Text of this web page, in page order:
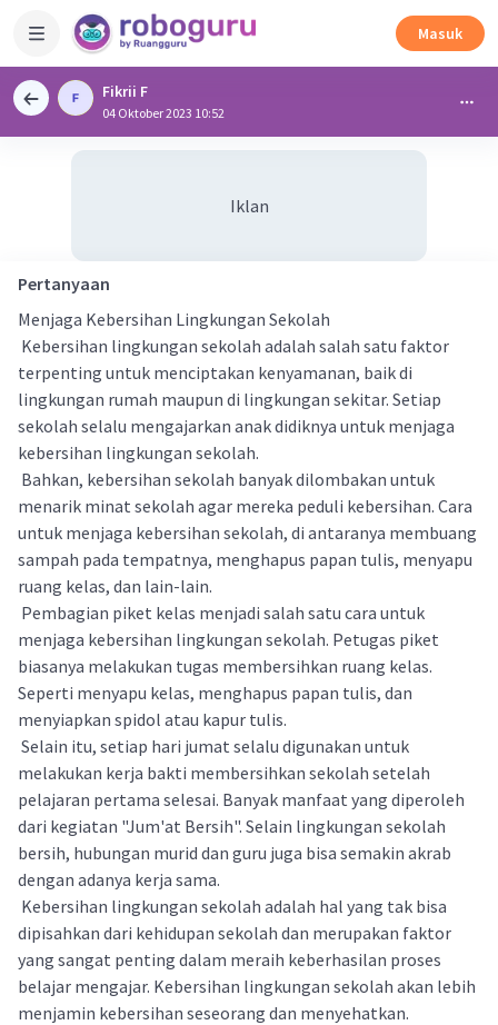
Masuk
Fikrii F
04 Oktober 2023 10:52
Iklan
Pertanyaan
Menjaga Kebersihan Lingkungan Sekolah
Kebersihan lingkungan sekolah adalah salah satu faktor
terpenting untuk menciptakan kenyamanan, baik di
lingkungan rumah maupun di lingkungan sekitar. Setiap
sekolah selalu mengajarkan anak didiknya untuk menjaga
kebersihan lingkungan sekolah.
Bahkan, kebersihan sekolah banyak dilombakan untuk
menarik minat sekolah agar mereka peduli kebersihan. Cara
untuk menjaga kebersihan sekolah, di antaranya membuang
sampah pada tempatnya, menghapus papan tulis, menyapu
ruang kelas, dan lain-lain.
Pembagian piket kelas menjadi salah satu cara untuk
menjaga kebersihan lingkungan sekolah. Petugas piket
biasanya melakukan tugas membersihkan ruang kelas.
Seperti menyapu kelas, menghapus papan tulis, dan
menyiapkan spidol atau kapur tulis.
Selain itu, setiap hari jumat selalu digunakan untuk
melakukan kerja bakti membersihkan sekolah setelah
pelajaran pertama selesai. Banyak manfaat yang diperoleh
dari kegiatan "Jum'at Bersih". Selain lingkungan sekolah
bersih, hubungan murid dan guru juga bisa semakin akrab
dengan adanya kerja sama.
Kebersihan lingkungan sekolah adalah hal yang tak bisa
dipisahkan dari kehidupan sekolah dan merupakan faktor
yang sangat penting dalam meraih keberhasilan proses
belajar mengajar. Kebersihan lingkungan sekolah akan lebih
menjamin kebersihan seseorang dan menyehatkan.